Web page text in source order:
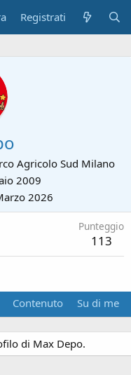
Registrati
Agricolo Sud Milano
2009
2026
Punteggio
113
Contenuto Su di me
di Max Depo.